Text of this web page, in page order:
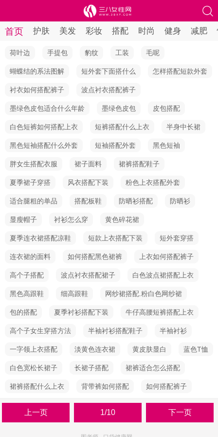
首页 护肤 美发 彩妆 搭配 时尚 健身 减肥
荷叶边 手提包 豹纹 工装 毛呢
蝴蝶结的系法图解 短外套下面搭什么 怎样搭配短款外套
衬衣如何搭配裤子 波点衬衣搭配裤子
墨绿色皮包适合什么年龄 墨绿色皮包 皮包搭配
白色短裤如何搭配上衣 短裤搭配什么上衣 半身中长裙
黑色短袖搭配什么外套 短袖搭配外套 黑色短袖
胖女生搭配衣服 裙子面料 裙裤搭配鞋子
夏季裙子穿搭 风衣搭配下装 粉色上衣搭配外套
适合腿粗的单品 搭配板鞋 防晒衫搭配 防晒衫
显瘦帽子 衬衫怎么穿 黄色碎花裙
夏季连衣裙搭配凉鞋 短款上衣搭配下装 短外套穿搭
连衣裙的面料 如何搭配黑色裙裤 上衣如何搭配裤子
高个子搭配 波点衬衣搭配裙子 白色波点裙搭配上衣
黑色高跟鞋 细高跟鞋 网纱裙搭配.粉白色网纱裙
包的搭配 夏季衬衫搭配下装 牛仔高腰短裤搭配上衣
高个子女生穿搭方法 半袖衬衫搭配鞋子 半袖衬衫
一字领上衣搭配 淡黄色连衣裙 黄皮肤显白 蓝色T恤
白色宽松长裙子 长裙子搭配 裙裤适合怎么搭配
裙裤搭配什么上衣 背带裤如何搭配 如何搭配裤子
上一页 1/10 下一页